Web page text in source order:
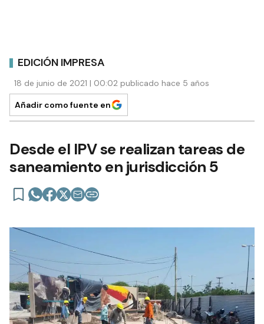
EDICIÓN IMPRESA
18 de junio de 2021 | 00:02 publicado hace 5 años
Añadir como fuente en
Desde el IPV se realizan tareas de
saneamiento en jurisdicción 5